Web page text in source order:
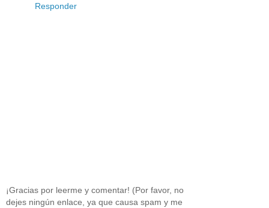
Responder
¡Gracias por leerme y comentar! (Por favor, no
dejes ningún enlace, ya que causa spam y me